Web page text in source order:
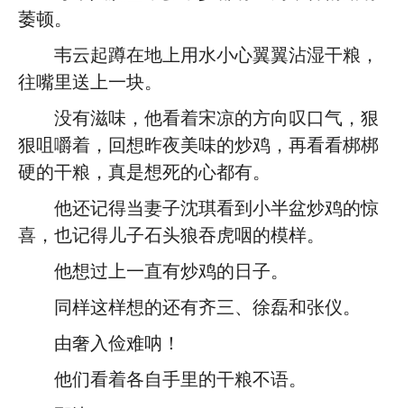
萎顿。
韦云起蹲在地上用水小心翼翼沾湿干粮，
往嘴里送上一块。
没有滋味，他看着宋凉的方向叹口气，狠
狠咀嚼着，回想昨夜美味的炒鸡，再看看梆梆
硬的干粮，真是想死的心都有。
他还记得当妻子沈琪看到小半盆炒鸡的惊
喜，也记得儿子石头狼吞虎咽的模样。
他想过上一直有炒鸡的日子。
同样这样想的还有齐三、徐磊和张仪。
由奢入俭难呐！
他们看着各自手里的干粮不语。